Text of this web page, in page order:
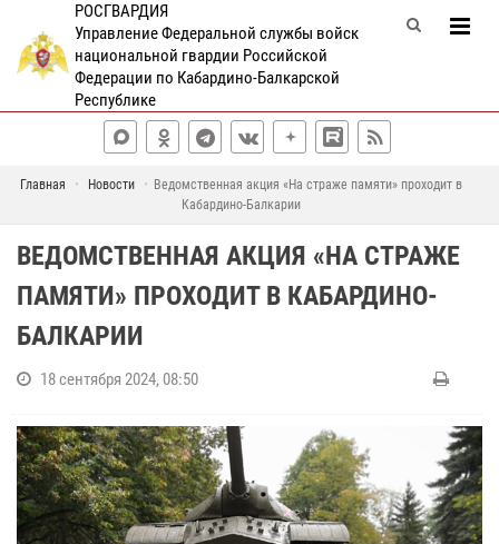
РОСГВАРДИЯ
Управление Федеральной службы войск
национальной гвардии Российской
Федерации по Кабардино-Балкарской
Республике
Главная Новости
Ведомственная акция «На страже памяти» проходит в
Кабардино-Балкарии
ВЕДОМСТВЕННАЯ АКЦИЯ «НА СТРАЖЕ
ПАМЯТИ» ПРОХОДИТ В КАБАРДИНО-
БАЛКАРИИ
18 сентября 2024, 08:50